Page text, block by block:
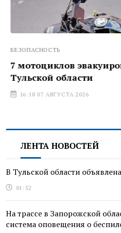
БЕЗОПАСНОСТЬ
7 мотоциклов
Тульской области
16:18 07 АВГУСТА 2026
ЛЕНТА НОВОСТЕЙ
В Тульской области
01:52
На трассе в Запорожской
система оповещения о